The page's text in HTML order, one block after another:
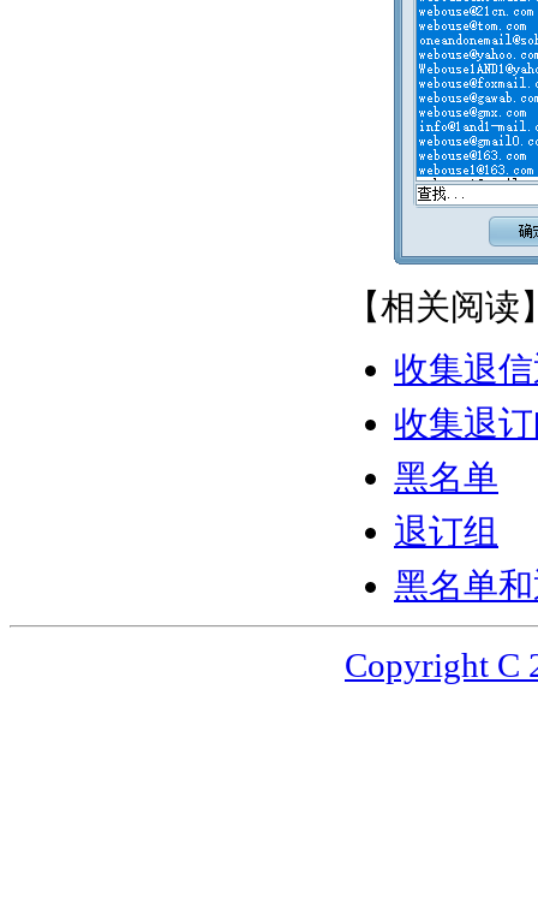
【相关阅读
收集退
收集退
黑名单
退订组
黑名单
Copyright C